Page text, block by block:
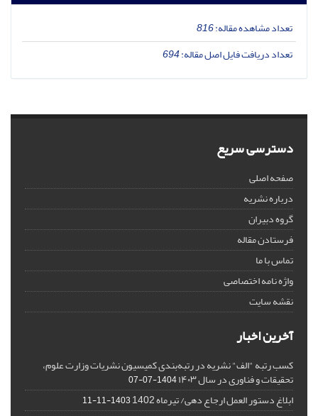
تعداد مشاهده مقاله:816
تعداد دریافت فایل اصل مقاله:694
دسترسی سریع
صفحه اصلی
درباره نشریه
گروه دبیران
فرستادن مقاله
تماس با ما
واژه نامه اختصاصی
نقشه سایت
آخرین اخبار
کسب رتبه "الف" نشریه در رتبه‌بندی کمیسیون نشریات وزارت علوم،
تحقیقات و فناوری در سال ۱۴۰۳ 1404-07-07
ابلاغ دستور العمل ارجاع دهی/ تیرماه 1402 1403-11-11